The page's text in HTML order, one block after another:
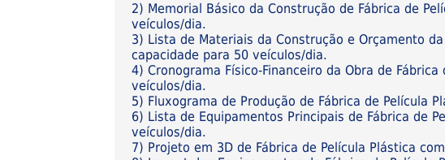
2) Memorial Básico da Construção de Fábrica de
veículos/dia.
3) Lista de Materiais da Construção e Orçamento
capacidade para 50 veículos/dia.
4) Cronograma Físico-Financeiro da Obra de
veículos/dia.
5) Fluxograma de Produção de Fábrica de Película
6) Lista de Equipamentos Principais de Fábrica de
veículos/dia.
7) Projeto em 3D de Fábrica de Película Plástica